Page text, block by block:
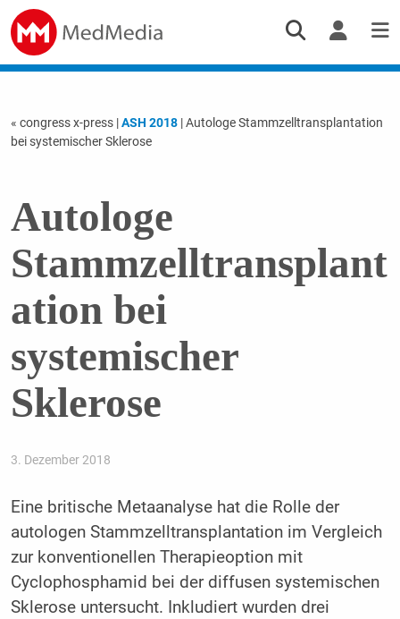
« congress x-press |ASH 2018| Autologe Stammzelltransplantation
bei systemischer Sklerose
Autologe
Stammzelltransplant
ation bei
systemischer
Sklerose
3. Dezember 2018
Eine britische Metaanalyse hat die Rolle der
autologen Stammzelltransplantation im Vergleich
zur konventionellen Therapieoption mit
Cyclophosphamid bei der diffusen systemischen
Sklerose untersucht. Inkludiert wurden drei